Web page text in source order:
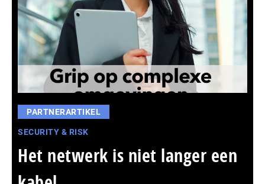
PARTNERARTIKEL
SECURITY & RISK
Het netwerk is niet langer een